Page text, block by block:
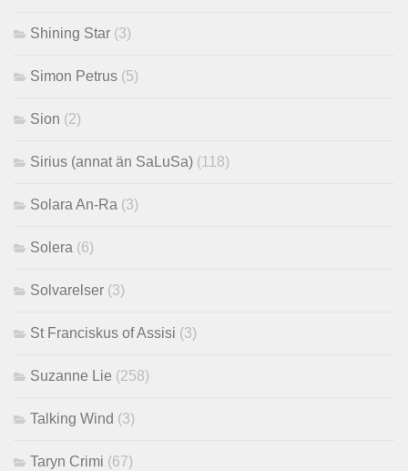
Shining Star (3)
Simon Petrus (5)
Sion (2)
Sirius (annat än SaLuSa) (118)
Solara An-Ra (3)
Solera (6)
Solvarelser (3)
St Franciskus of Assisi (3)
Suzanne Lie (258)
Talking Wind (3)
Taryn Crimi (67)